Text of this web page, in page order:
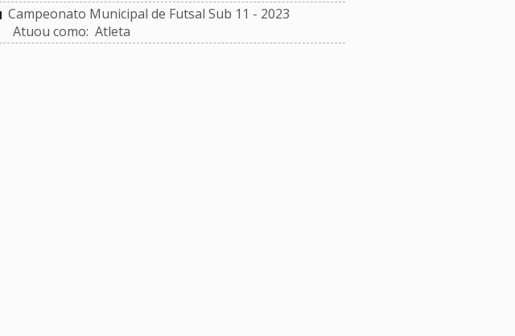
Campeonato Municipal de Futsal Sub 11 - 2023
Atuou como: Atleta